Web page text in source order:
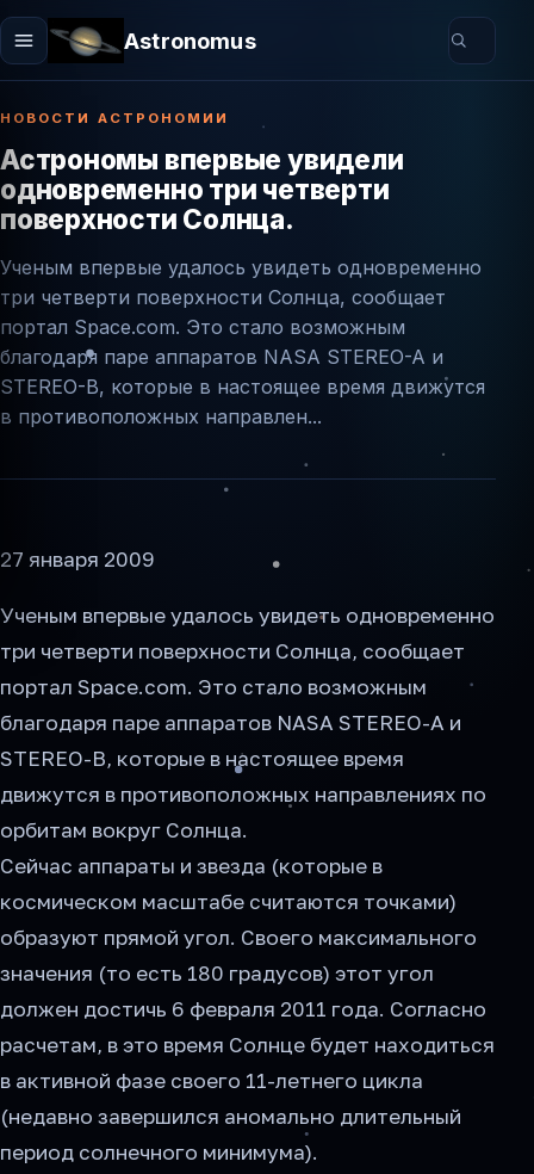
Astronomus
НОВОСТИ АСТРОНОМИИ
Астрономы впервые увидели
одновременно три четверти
поверхности Солнца.
Ученым впервые удалось увидеть одновременно
три четверти поверхности Солнца, сообщает
портал Space.com. Это стало возможным
благодаря паре аппаратов NASA STEREO-A и
STEREO-B, которые в настоящее время движутся
в противоположных направлен...
27 января 2009
Ученым впервые удалось увидеть одновременно
три четверти поверхности Солнца, сообщает
портал Space.com. Это стало возможным
благодаря паре аппаратов NASA STEREO-A и
STEREO-B, которые в настоящее время
движутся в противоположных направлениях по
орбитам вокруг Солнца.
Сейчас аппараты и звезда (которые в
космическом масштабе считаются точками)
образуют прямой угол. Своего максимального
значения (то есть 180 градусов) этот угол
должен достичь 6 февраля 2011 года. Согласно
расчетам, в это время Солнце будет находиться
в активной фазе своего 11-летнего цикла
(недавно завершился аномально длительный
период солнечного минимума).